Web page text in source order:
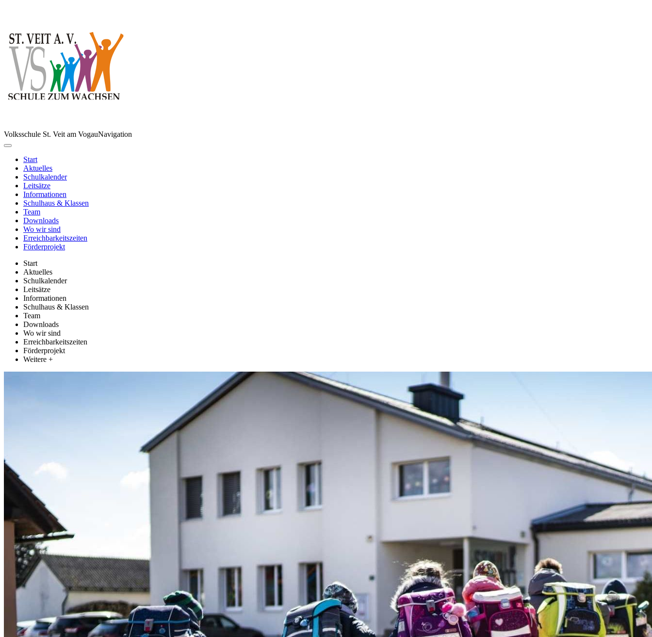
Volksschule St. Veit am VogauNavigation
Start
Aktuelles
Schulkalender
Leitsätze
Informationen
Schulhaus & Klassen
Team
Downloads
Wo wir sind
Erreichbarkeitszeiten
Förderprojekt
Start
Aktuelles
Schulkalender
Leitsätze
Informationen
Schulhaus & Klassen
Team
Downloads
Wo wir sind
Erreichbarkeitszeiten
Förderprojekt
Weitere +